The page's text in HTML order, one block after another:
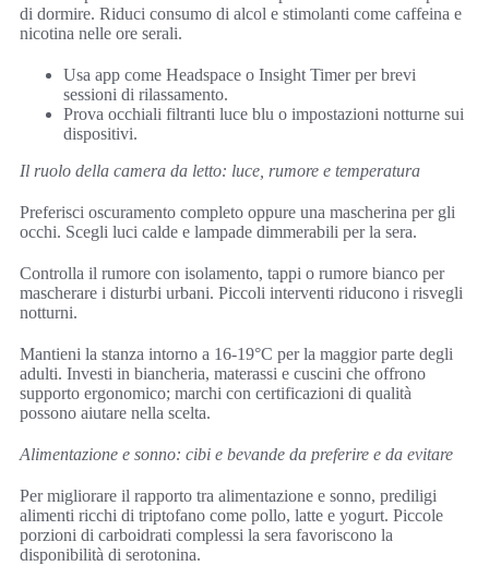
di dormire. Riduci consumo di alcol e stimolanti come caffeina e
nicotina nelle ore serali.
Usa app come Headspace o Insight Timer per brevi
sessioni di rilassamento.
Prova occhiali filtranti luce blu o impostazioni notturne sui
dispositivi.
Il ruolo della camera da letto: luce, rumore e temperatura
Preferisci oscuramento completo oppure una mascherina per gli
occhi. Scegli luci calde e lampade dimmerabili per la sera.
Controlla il rumore con isolamento, tappi o rumore bianco per
mascherare i disturbi urbani. Piccoli interventi riducono i risvegli
notturni.
Mantieni la stanza intorno a 16-19°C per la maggior parte degli
adulti. Investi in biancheria, materassi e cuscini che offrono
supporto ergonomico; marchi con certificazioni di qualità
possono aiutare nella scelta.
Alimentazione e sonno: cibi e bevande da preferire e da evitare
Per migliorare il rapporto tra alimentazione e sonno, prediligi
alimenti ricchi di triptofano come pollo, latte e yogurt. Piccole
porzioni di carboidrati complessi la sera favoriscono la
disponibilità di serotonina.